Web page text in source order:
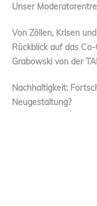
Unser
Von Zöllen, Krisen
Rückblick auf das
Grabowski von der
Nachhaltigkeit:
Neugestaltung?